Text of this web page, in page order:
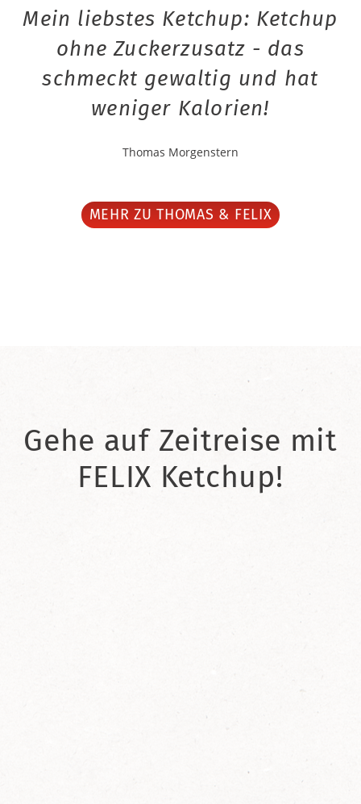
Mein liebstes Ketchup: Ketchup
ohne Zuckerzusatz - das
schmeckt gewaltig und hat
weniger Kalorien!
Thomas Morgenstern
MEHR ZU THOMAS & FELIX
Gehe auf Zeitreise mit
FELIX Ketchup!